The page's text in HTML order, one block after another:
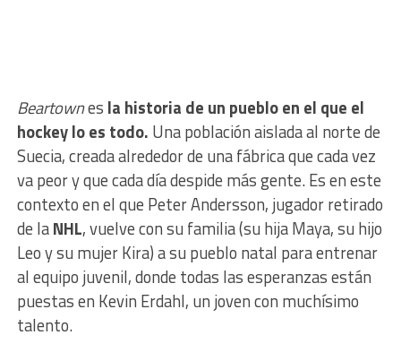
Beartownes la historia de un pueblo en el que el
hockey lo es todo. Una población aislada al norte de
Suecia, creada alrededor de una fábrica que cada vez
va peor y que cada día despide más gente. Es en este
contexto en el que Peter Andersson, jugador retirado
de laNHL, vuelve con su familia (su hija Maya, su hijo
Leo y su mujer Kira) a su pueblo natal para entrenar
al equipo juvenil, donde todas las esperanzas están
puestas en Kevin Erdahl, un joven con muchísimo
talento.